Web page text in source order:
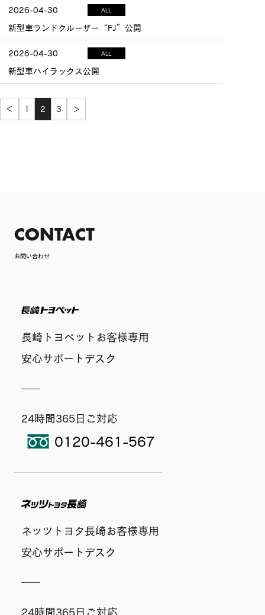
2026-04-30 ALL
新型車ランドクルーザー“FJ”公開
2026-04-30 ALL
新型車ハイラックス公開
＜ 1 2 3 ＞
CONTACT
お問い合わせ
長崎トヨペットお客様専用
安心サポートデスク
24時間365日ご対応
0120-461-567
ネッツトヨタ長崎お客様専用
安心サポートデスク
24時間365日ご対応